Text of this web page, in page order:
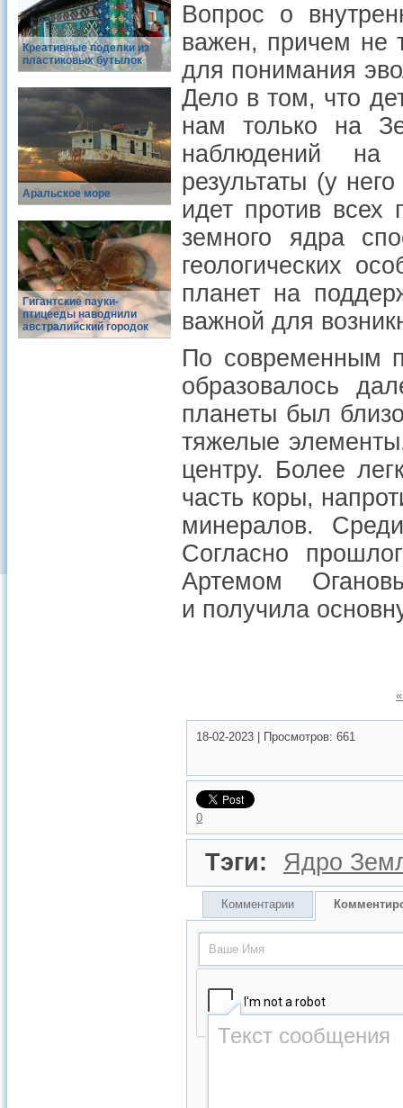
Креативные поделки из
пластиковых бутылок
Аральское море
Гигантские пауки-
птицееды наводнили
австралийский городок
Вопрос о
важен, причем не
для понимания
Дело в том, что
нам только на
наблюдений на
результаты (у
идет против всех
земного ядра
геологических
планет на
важной для
По современным
образовалось
планеты был
тяжелые
центру. Более
часть коры,
минералов.
Согласно
Артемом
и получила
18-02-2023 Просмотров: 661
0
Тэги: Ядро
Комментарии